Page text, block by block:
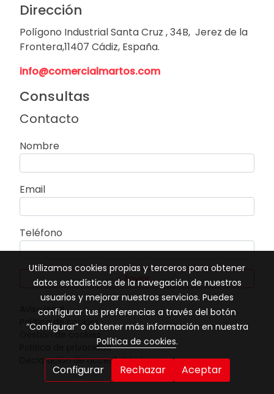
Dirección
Polígono Industrial Santa Cruz , 34B, Jerez de la
Frontera,11407 Cádiz, España.
info@comercialmartos.com
Consultas
Contacto
Nombre
Email
Teléfono
Enviar
Aviso legal
Política de cookies
Gestión de cookies
Política de privacidad
Declaración de accesibilidad
Utilizamos cookies propias y terceros para obtener
datos estadísticos de la navegación de nuestros
usuarios y mejorar nuestros servicios. Puedes
configurar tus preferencias a través del botón
“Configurar” o obtener más información en nuestra
Política de cookies.
Configurar Rechazar Aceptar